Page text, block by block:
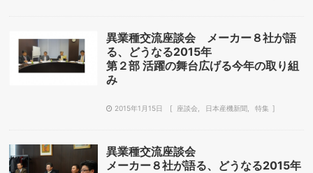
異業種交流座談会 メーカー８社が語
る、どうなる2015年
第２部 活躍の舞台広げる今年の取り組
み
2015年1月15日 座談会 日本産機新聞 特集
異業種交流座談会
メーカー８社が語る、どうなる2015年